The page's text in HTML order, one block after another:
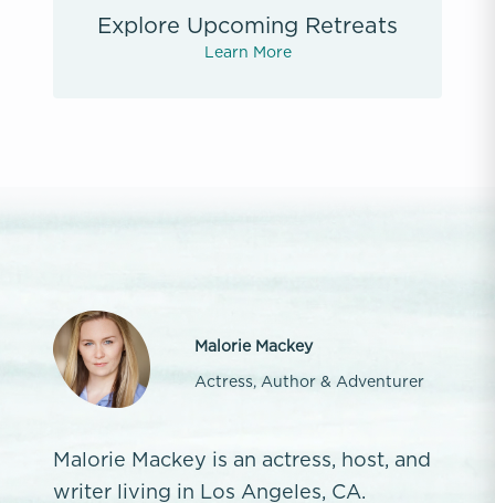
Explore Upcoming Retreats
Learn More
Malorie Mackey
Actress, Author & Adventurer
Malorie Mackey is an actress, host, and
writer living in Los Angeles, CA.